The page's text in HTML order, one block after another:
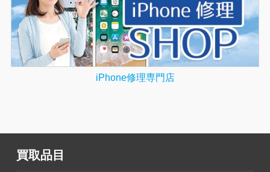
iPhone修理専門店
買取品目